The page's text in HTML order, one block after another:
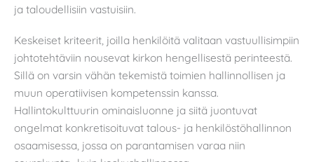
ja taloudellisiin vastuisiin.
Keskeiset kriteerit, joilla henkilöitä valitaan vastuullisimpiin
johtotehtäviin nousevat kirkon hengellisestä perinteestä.
Sillä on varsin vähän tekemistä toimien hallinnollisen ja
muun operatiivisen kompetenssin kanssa.
Hallintokulttuurin ominaisluonne ja siitä juontuvat
ongelmat konkretisoituvat talous- ja henkilöstöhallinnon
osaamisessa, jossa on parantamisen varaa niin